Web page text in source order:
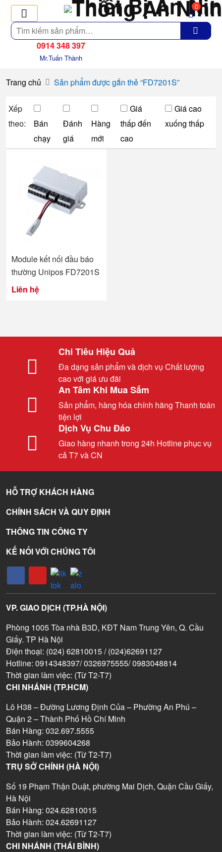
Tìm
kiếm
0
0914 348 397
Mr.Tuấn Thành
Trang chủ Sản phẩm được gắn thẻ “FD7201S”
Xếp
theo:
Bán
chạy
Đánh
giá
Hàng
mới
Giá
thấp đến
cao
Giá cao
xuống thấp
Module kết nối đầu báo
thường Unipos FD7201S
Liên hệ
Chi Tiêu Hiệu Quả
Đa dạng sản phẩm và dịch vụ Chất lượng
cao với giá ưu đãi
An Tâm Khi Mua Sắm
Sản phẩm, hàng hóa chính hãng Thanh toán
tiện lợi
Dịch Vụ Chu Đáo
Giao hàng nhanh trong 24h Hotline phục vụ
cả T7 và CN
HỖ TRỢ KHÁCH HÀNG
CHÍNH SÁCH VÀ QUY ĐỊNH
THÔNG TIN CÔNG TY
KẾ NỐI VỚI CHÚNG TÔI
VP. GIAO DỊCH (TP.HÀ NỘI)
Phòng 1005 Tòa nhà B3D, KĐT Nam Trung Yên, Q. Cầu
Giấy. TP Hà Nội
Điện thoại: (024) 62810015 / (024)62691127
Hotline: 0914348397/ 0326975555/ 0983048814
Thời gian làm việc: (Từ T2-T7)
CHI NHÁNH (TP.HCM)
Lô H38 – Đường Lương Định Của – Phường An Phú –
Quận 2 – Thành Phố Hồ Chí Minh
Bán Hàng: 032.697.5555
Bảo Hành: 0399604268
Thời gian làm việc: (Từ T2-T7)
TRỤ SỞ CHÍNH (HÀ NỘI)
Số 19 Phạm Thận Duật, phường Mai Dịch, Quận Cầu Giấy,
Hà Nội
Bán Hàng: 024.62810015
Bảo Hành: 024.62691127
Thời gian làm việc: (Từ T2-T7)
CHI NHÁNH (THÁI BÌNH)